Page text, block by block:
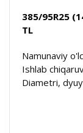
385/95R25
TL
Namunaviy
Ishlab
Diametri,